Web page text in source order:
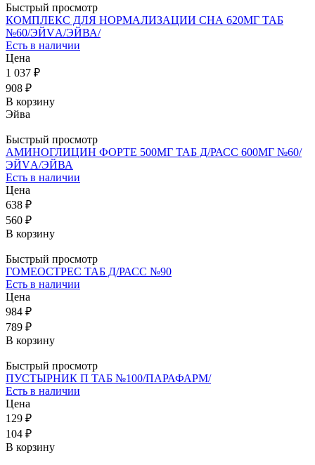
Быстрый просмотр
КОМПЛЕКС ДЛЯ НОРМАЛИЗАЦИИ СНА 620МГ ТАБ
№60/ЭЙVА/ЭЙВА/
Есть в наличии
Цена
1 037 ₽
908 ₽
В корзину
Эйва
Быстрый просмотр
АМИНОГЛИЦИН ФОРТЕ 500МГ ТАБ Д/РАСС 600МГ №60/
ЭЙVА/ЭЙВА
Есть в наличии
Цена
638 ₽
560 ₽
В корзину
Быстрый просмотр
ГОМЕОСТРЕС ТАБ Д/РАСС №90
Есть в наличии
Цена
984 ₽
789 ₽
В корзину
Быстрый просмотр
ПУСТЫРНИК П ТАБ №100/ПАРАФАРМ/
Есть в наличии
Цена
129 ₽
104 ₽
В корзину